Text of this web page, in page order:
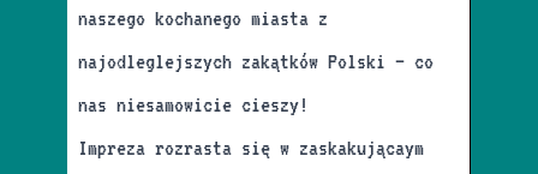
Wsparcie
Oglądaj na żywo
naszego kochanego miasta z
najodleglejszych zakątków Polski – co
nas niesamowicie cieszy!
Impreza rozrasta się w zaskakującaym